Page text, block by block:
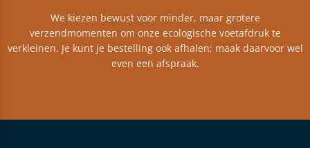
We kiezen bewust voor minder, maar grotere
verzendmomenten om onze ecologische voetafdruk te
verkleinen. Je kunt je bestelling ook afhalen; maak daarvoor wel
even een afspraak.